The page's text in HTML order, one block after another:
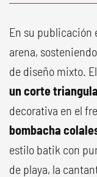
En su publicación
arena,
de diseño mixto. El
un corte
decorativa en el
bombacha
estilo batik con
de playa, la